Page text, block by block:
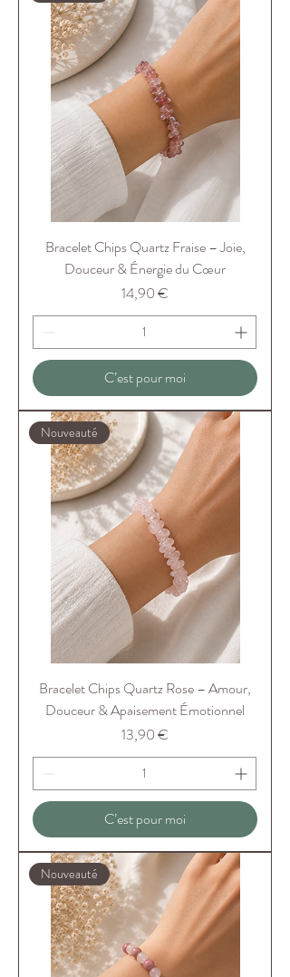
Bracelet Chips Quartz Fraise – Joie,
Douceur & Énergie du Cœur
Prix
14,90 €
C’est pour moi
Nouveauté
Bracelet Chips Quartz Rose – Amour,
Douceur & Apaisement Émotionnel
Prix
13,90 €
C’est pour moi
Nouveauté